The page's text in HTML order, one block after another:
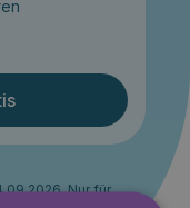
Nur für